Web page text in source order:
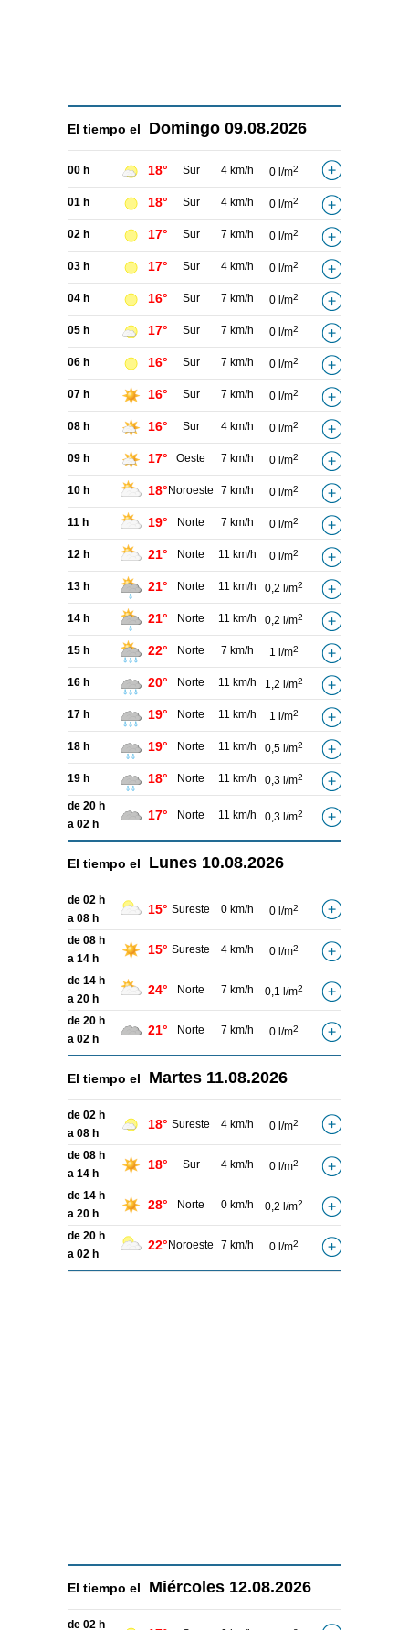
El tiempo el Domingo 09.08.2026
00 h 18° Sur 4 km/h 0 l/m2
01 h 18° Sur 4 km/h 0 l/m2
02 h 17° Sur 7 km/h 0 l/m2
03 h 17° Sur 4 km/h 0 l/m2
04 h 16° Sur 7 km/h 0 l/m2
05 h 17° Sur 7 km/h 0 l/m2
06 h 16° Sur 7 km/h 0 l/m2
07 h 16° Sur 7 km/h 0 l/m2
08 h 16° Sur 4 km/h 0 l/m2
09 h 17° Oeste 7 km/h 0 l/m2
10 h 18° Noroeste 7 km/h 0 l/m2
11 h 19° Norte 7 km/h 0 l/m2
12 h 21° Norte 11 km/h 0 l/m2
13 h 21° Norte 11 km/h 0,2 l/m2
14 h 21° Norte 11 km/h 0,2 l/m2
15 h 22° Norte 7 km/h 1 l/m2
16 h 20° Norte 11 km/h 1,2 l/m2
17 h 19° Norte 11 km/h 1 l/m2
18 h 19° Norte 11 km/h 0,5 l/m2
19 h 18° Norte 11 km/h 0,3 l/m2
de 20 h
a 02 h
17° Norte 11 km/h 0,3 l/m2
El tiempo el Lunes 10.08.2026
de 02 h
a 08 h
15° Sureste 0 km/h 0 l/m2
de 08 h
a 14 h
15° Sureste 4 km/h 0 l/m2
de 14 h
a 20 h
24° Norte 7 km/h 0,1 l/m2
de 20 h
a 02 h
21° Norte 7 km/h 0 l/m2
El tiempo el Martes 11.08.2026
de 02 h
a 08 h
18° Sureste 4 km/h 0 l/m2
de 08 h
a 14 h
18° Sur 4 km/h 0 l/m2
de 14 h
a 20 h
28° Norte 0 km/h 0,2 l/m2
de 20 h
a 02 h
22° Noroeste 7 km/h 0 l/m2
El tiempo el Miércoles 12.08.2026
de 02 h